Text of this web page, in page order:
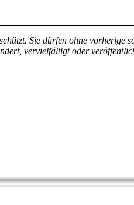
Sie dürfen ohne vorherige
vervielfältigt oder